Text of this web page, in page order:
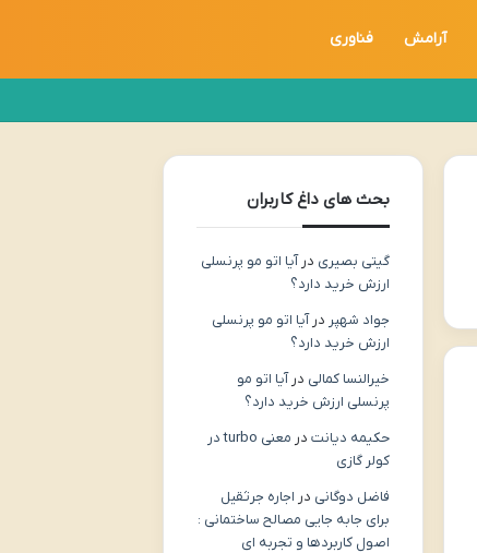
آرامش فناوری
بحث های داغ کاربران
گیتی بصیری درآیا اتو مو پرنسلی
ارزش خرید دارد؟
جواد شهپر درآیا اتو مو پرنسلی
ارزش خرید دارد؟
خیرالنسا کمالی درآیا اتو مو
پرنسلی ارزش خرید دارد؟
حکیمه دیانتدر
معنی turbo در
کولر گازی
فاضل دوگانی در اجاره جرثقیل
برای جابه جایی مصالح ساختمانی :
اصول کاربردها و تجربه ای